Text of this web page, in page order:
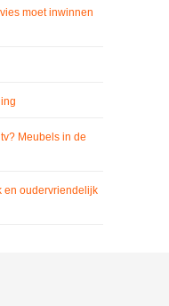
moet inwinnen
Meubels in de
en oudervriendelijk